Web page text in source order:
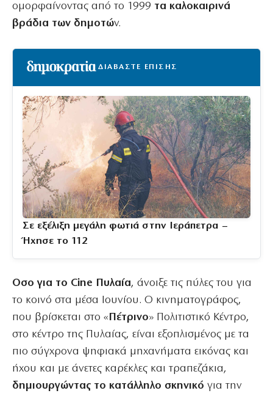
ομορφαίνοντας από το 1999 τα καλοκαιρινά
βράδια των δημοτών.
ΔΙΑΒΑΣΤΕ ΕΠΙΣΗΣ
Σε εξέλιξη μεγάλη φωτιά στην Ιεράπετρα –
Ήχησε το 112
Οσο για το Cine Πυλαία, άνοιξε τις πύλες του για
το κοινό στα μέσα Ιουνίου. Ο κινηματογράφος,
που βρίσκεται στο « Πέτρινο» Πολιτιστικό Κέντρο,
στο κέντρο της Πυλαίας, είναι εξοπλισμένος με τα
πιο σύγχρονα ψηφιακά μηχανήματα εικόνας και
ήχου και με άνετες καρέκλες και τραπεζάκια,
δημιουργώντας το κατάλληλο σκηνικό για την